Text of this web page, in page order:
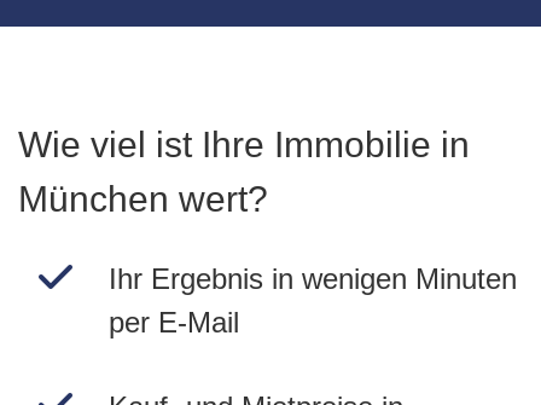
Wie viel ist Ihre Immobilie in
München wert?
Ihr Ergebnis in wenigen Minuten
per E-Mail